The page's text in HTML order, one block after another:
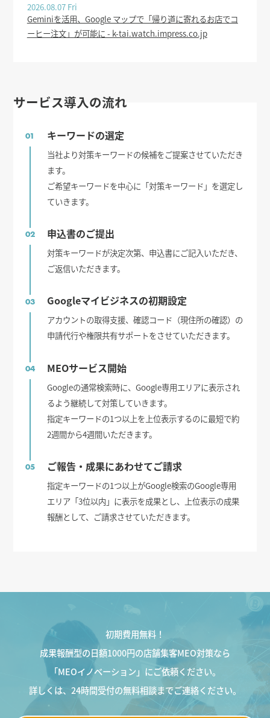
2026.08.07 Fri
Geminiを活用、Google マップで「帰り道に寄れるお店でコ
ーヒー注文」が可能に - k-tai.watch.impress.co.jp
サービス導入の流れ
01 キーワードの選定
当社より対策キーワードの候補をご提案させていただき
ます。
ご希望キーワードを中心に「対策キーワード」を選定し
ていきます。
02 申込書のご提出
対策キーワードが決定次第、申込書にご記入いただき、
ご返信いただきます。
03 Googleマイビジネスの初期設定
アカウントの取得支援、確認コード（現住所の確認）の
申請代行や権限共有サポートをさせていただきます。
04 MEOサービス開始
Googleの通常検索時に、Google専用エリアに表示され
るよう継続して対策していきます。
指定キーワードの1つ以上を上位表示するのに最短で約
2週間から4週間いただきます。
05 ご報告・成果にあわせてご請求
指定キーワードの1つ以上がGoogle検索のGoogle専用
エリア「3位以内」に表示を成果とし、上位表示の成果
報酬として、ご請求させていただきます。
初期費用無料！
成果報酬型の日額1000円の店舗集客MEO対策なら
「MEOイノベーション」にご依頼ください。
詳しくは、24時間受付の無料相談までご連絡ください。